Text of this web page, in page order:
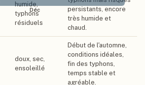
Déc
humide,
typhons
résiduels
persistants, encore
très humide et
chaud.
doux, sec,
ensoleillé
Début de l'automne,
conditions idéales,
fin des typhons,
temps stable et
agréable.